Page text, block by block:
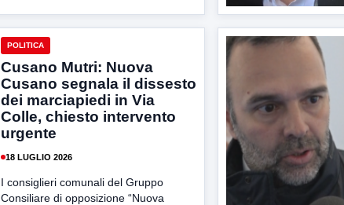
POLITICA
Cusano Mutri: Nuova
Cusano segnala il dissesto
dei marciapiedi in Via
Colle, chiesto intervento
urgente
18 LUGLIO 2026
I consiglieri comunali del Gruppo
Consiliare di opposizione “Nuova